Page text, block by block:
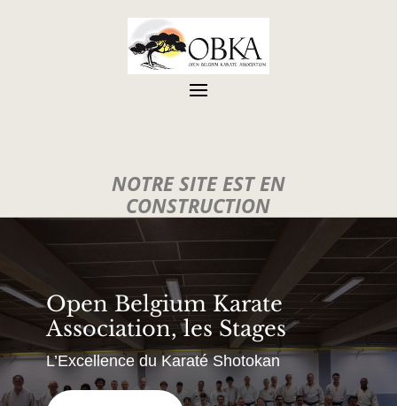
NOTRE SITE EST EN
CONSTRUCTION
Open Belgium Karate
Association, les Stages
L’Excellence du Karaté Shotokan